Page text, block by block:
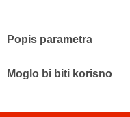
Popis parametra
Proizvođač
Moglo bi biti korisno